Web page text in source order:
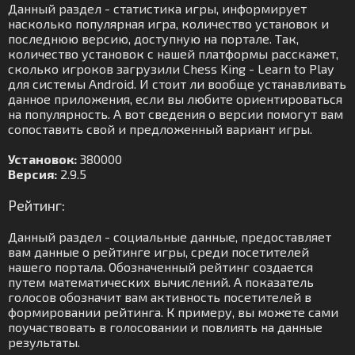
Данный раздел - статистика игры, информирует
насколько популярная игра, количество установок и
последнюю версию, доступную на портале. Так,
количество установок с нашей платформы расскажет,
сколько игроков загрузили Chess King - Learn to Play
для системы Android. И стоит ли вообще устанавливать
данное приложения, если вы любите ориентироваться
на популярность. А вот сведения о версии помогут вам
сопоставить свой и предложенный вариант игры.
Установок: 380000
Версия: 2.9.5
Рейтинг:
Данный раздел - социальные данные, предоставляет
вам данные о рейтинге игры, среди посетителей
нашего портала. Обозначенный рейтинг создается
путем математических вычислений. А показатель
голосов обозначит вам активность посетителей в
формировании рейтинга. К примеру, вы можете сами
поучаствовать в голосовании и повлиять на данные
результаты.